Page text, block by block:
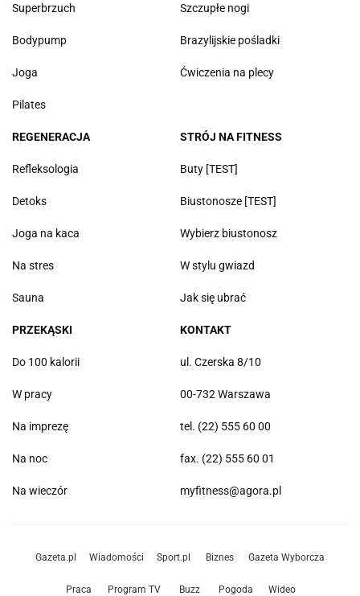
Superbrzuch
Bodypump
Joga
Pilates
Szczupłe nogi
Brazylijskie pośladki
Ćwiczenia na plecy
REGENERACJA
Refleksologia
Detoks
Joga na kaca
Na stres
Sauna
STRÓJ NA FITNESS
Buty [TEST]
Biustonosze [TEST]
Wybierz biustonosz
W stylu gwiazd
Jak się ubrać
PRZEKĄSKI
Do 100 kalorii
W pracy
Na imprezę
Na noc
Na wieczór
KONTAKT
ul. Czerska 8/10
00-732 Warszawa
tel. (22) 555 60 00
fax. (22) 555 60 01
myfitness@agora.pl
Gazeta.pl Wiadomości Sport.pl Biznes Gazeta Wyborcza
Praca Program TV Buzz Pogoda Wideo